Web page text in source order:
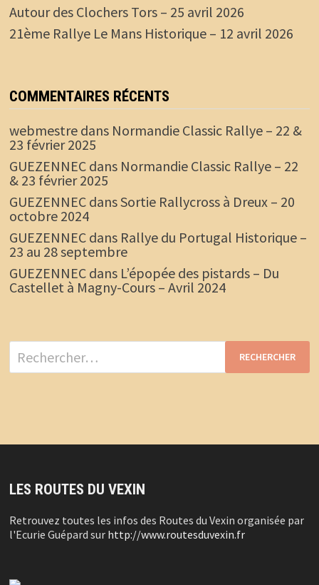
Autour des Clochers Tors – 25 avril 2026
21ème Rallye Le Mans Historique – 12 avril 2026
COMMENTAIRES RÉCENTS
webmestredans Normandie Classic Rallye – 22 &
23 février 2025
GUEZENNECdans Normandie Classic Rallye – 22
& 23 février 2025
GUEZENNECdansSortie Rallycross à Dreux – 20
octobre 2024
GUEZENNECdans Rallye du Portugal Historique –
23 au 28 septembre
GUEZENNECdans L’épopée des pistards – Du
Castellet à Magny-Cours – Avril 2024
Rechercher :
LES ROUTES DU VEXIN
Retrouvez toutes les infos des Routes du Vexin organisée par
l'Ecurie Guépard sur http://www.routesduvexin.fr